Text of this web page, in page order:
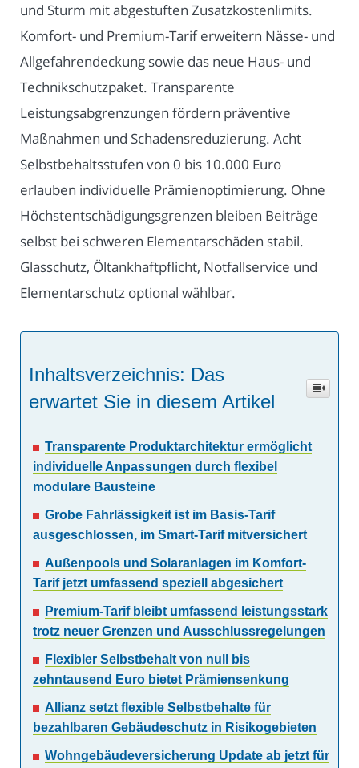
und Sturm mit abgestuften Zusatzkostenlimits.
Komfort- und Premium-Tarif erweitern Nässe- und
Allgefahrendeckung sowie das neue Haus- und
Technikschutzpaket. Transparente
Leistungsabgrenzungen fördern präventive
Maßnahmen und Schadensreduzierung. Acht
Selbstbehaltsstufen von 0 bis 10.000 Euro
erlauben individuelle Prämienoptimierung. Ohne
Höchstentschädigungsgrenzen bleiben Beiträge
selbst bei schweren Elementarschäden stabil.
Glasschutz, Öltankhaftpflicht, Notfallservice und
Elementarschutz optional wählbar.
Inhaltsverzeichnis: Das
erwartet Sie in diesem Artikel
Transparente Produktarchitektur ermöglicht
individuelle Anpassungen durch flexibel
modulare Bausteine
Grobe Fahrlässigkeit ist im Basis-Tarif
ausgeschlossen, im Smart-Tarif mitversichert
Außenpools und Solaranlagen im Komfort-
Tarif jetzt umfassend speziell abgesichert
Premium-Tarif bleibt umfassend leistungsstark
trotz neuer Grenzen und Ausschlussregelungen
Flexibler Selbstbehalt von null bis
zehntausend Euro bietet Prämiensenkung
Allianz setzt flexible Selbstbehalte für
bezahlbaren Gebäudeschutz in Risikogebieten
Wohngebäudeversicherung Update ab jetzt für